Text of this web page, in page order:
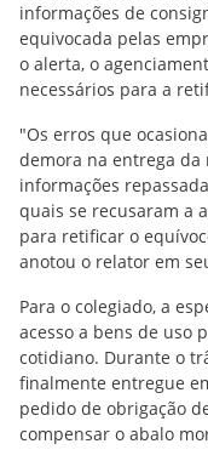
informações de
equivocada pelas
o alerta, o
necessários para a
"Os erros que
demora na entrega da
informações
quais se recusaram a
para retificar o
anotou o relator em
Para o colegiado, a
acesso a bens de uso
cotidiano. Durante o
finalmente entregue
pedido de obrigação
compensar o abalo